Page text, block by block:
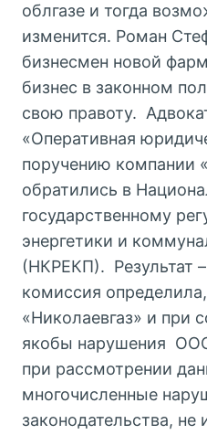
облгазе и тогда
изменится. Роман
бизнесмен новой
бизнес в законном
свою правоту.
«Оперативная
поручению компании
обратились в
государственному
энергетики и
(НКРЕКП). Результат
комиссия
«Николаевгаз» и при
якобы нарушения
при рассмотрении
многочисленные
законодательства,